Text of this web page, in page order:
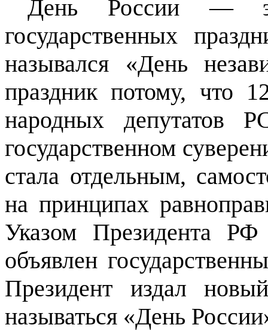
День России —
государственных
назывался «День
праздник потому, что
народных депутатов
государственном
стала отдельным,
на принципах
Указом Президента
объявлен
Президент издал
называться «День